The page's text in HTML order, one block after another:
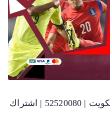
رقم بي ان سبورت الموحد الكويت | 52520080 | اشتراك